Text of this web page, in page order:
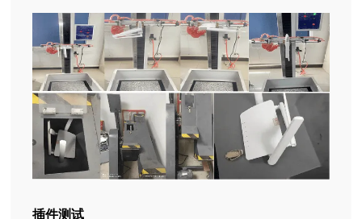
插件测试